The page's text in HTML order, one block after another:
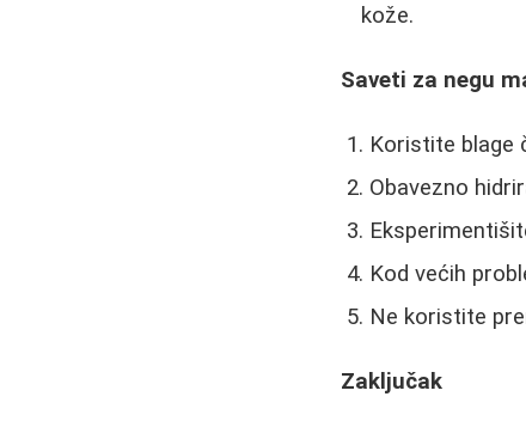
kože.
Saveti za negu
Koristite blage
Obavezno
Kod većih
Ne koristite
Zaključak